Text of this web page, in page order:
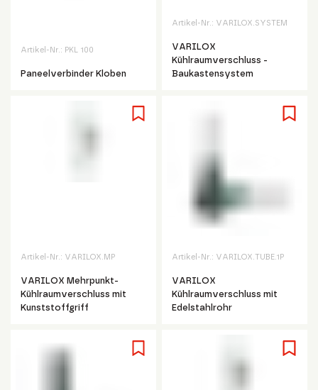
Artikel-Nr.: PKL 100
Paneelverbinder Kloben
Artikel-Nr.: VARILOX.SYSTEM
VARILOX
Kühlraumverschluss -
Baukastensystem
Artikel-Nr.: VARILOX.MP
VARILOX Mehrpunkt-
Kühlraumverschluss mit
Kunststoffgriff
Artikel-Nr.: VARILOX.TUBE.1P
VARILOX
Kühlraumverschluss mit
Edelstahlrohr